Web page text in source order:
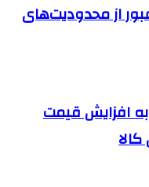
از محدودیت‌های
به افزایش قیمت